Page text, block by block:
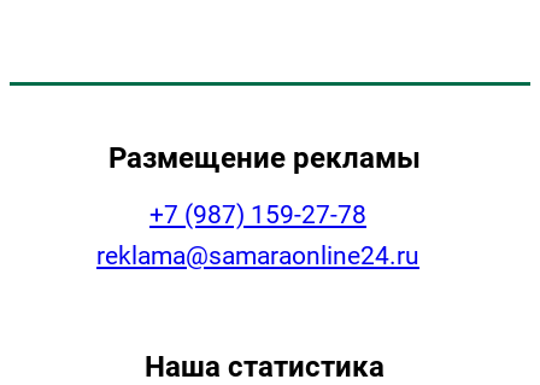
Размещение рекламы
+7 (987) 159-27-78
reklama@samaraonline24.ru
Наша статистика